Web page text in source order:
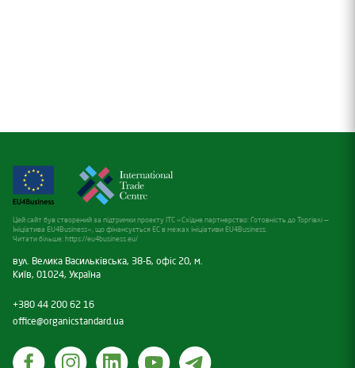
вул. Велика Васильківська, 38-Б, офіс 20, м.
Київ, 01024, Україна
Цей сайт був створений за підтримки проекту ITC «Східне партнерство: Готовність до Торгівлі —
Ініціатива EU4Business», що фінансується ЕС в межах ініціативи EU4Business.
Читати більше: https://eu4business.eu/
+380 44 200 62 16
office@organicstandard.ua